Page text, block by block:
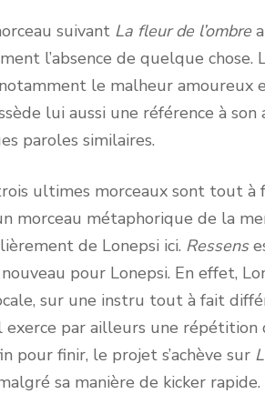
suivant La fleur de l’ombrea
l’absence de quelque
le malheur amoureux
lui aussi une référence à son
paroles similaires.
morceaux sont tout à
morceau métaphorique de la
de Lonepsi ici. Ressens
nouveau pour Lonepsi. En effet,
sur une instru tout à fait
exerce par ailleurs une
pour finir, le projet s’achève sur
sa manière de kicker